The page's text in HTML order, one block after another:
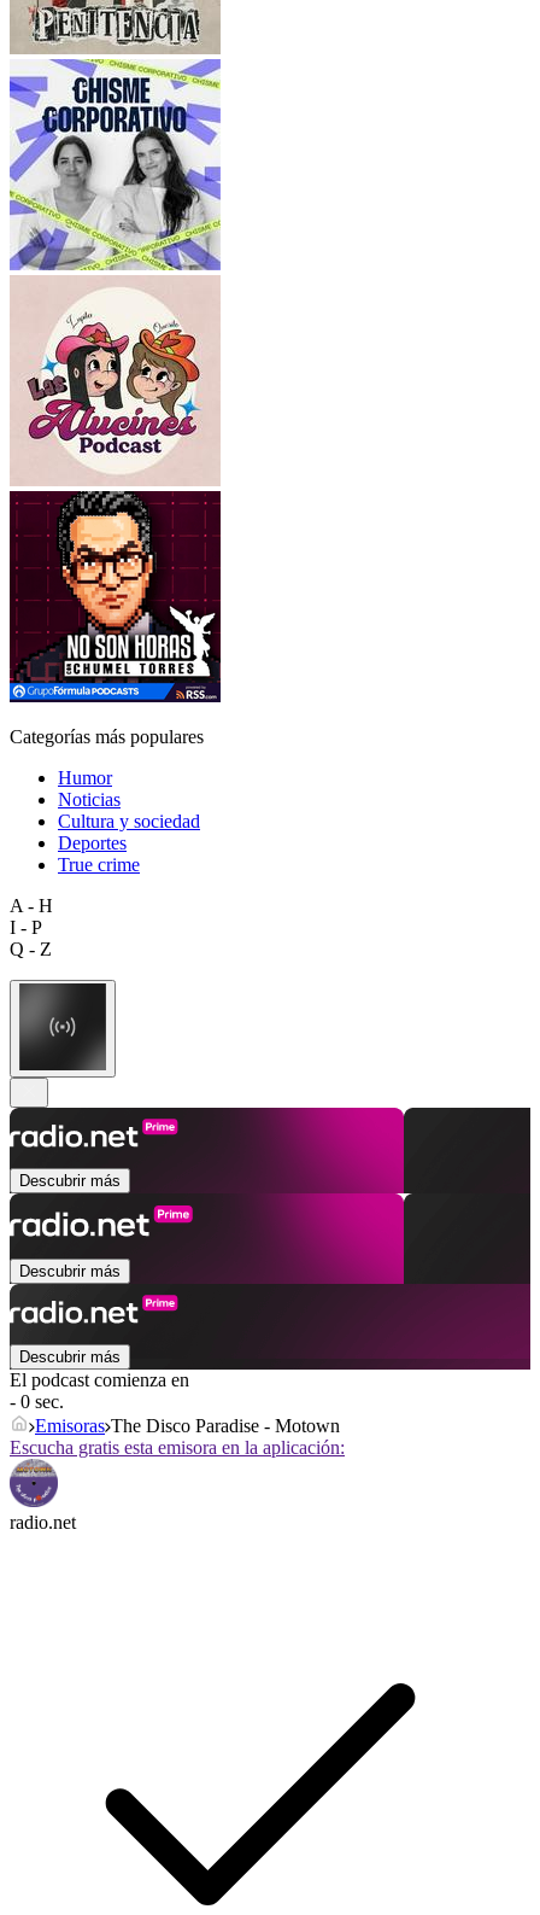
Categorías más populares
Humor
Noticias
Cultura y sociedad
Deportes
True crime
A - H
I - P
Q - Z
Descubrir más
Descubrir más
Descubrir más
El podcast comienza en
- 0 sec.
Emisoras The Disco Paradise - Motown
Escucha gratis esta emisora en la aplicación:
radio.net